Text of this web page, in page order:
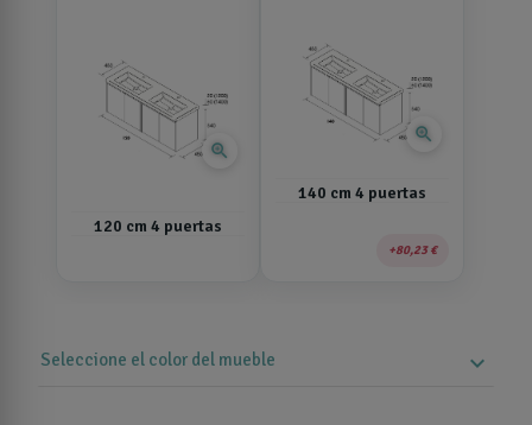
zoom_in
120 cm 4 puertas
zoom_in
140 cm 4 puertas
80,23 €
Seleccione el color del mueble expand_more